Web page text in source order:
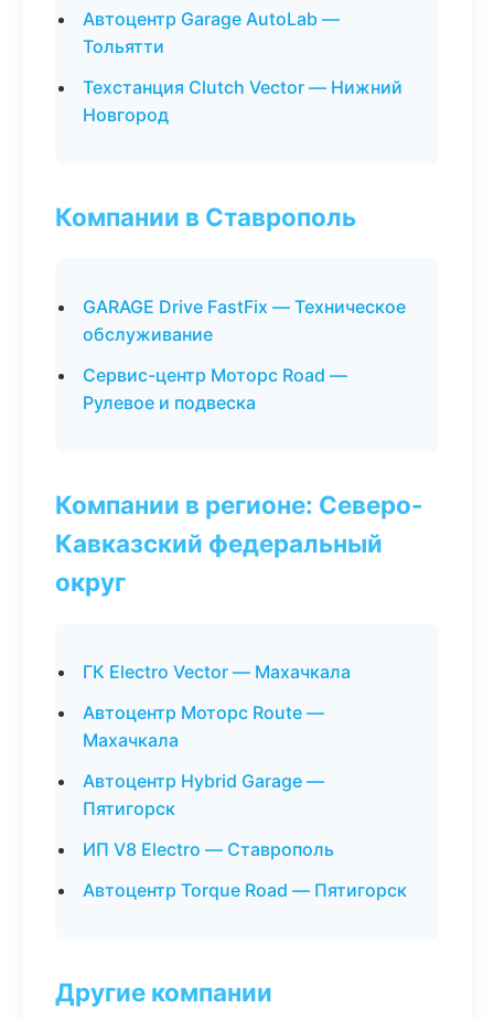
Автоцентр Garage AutoLab —
Тольятти
Техстанция Clutch Vector — Нижний
Новгород
Компании в Ставрополь
GARAGE Drive FastFix — Техническое
обслуживание
Сервис-центр Моторс Road —
Рулевое и подвеска
Компании в регионе: Северо-
Кавказский федеральный
округ
ГК Electro Vector — Махачкала
Автоцентр Моторс Route —
Махачкала
Автоцентр Hybrid Garage —
Пятигорск
ИП V8 Electro — Ставрополь
Автоцентр Torque Road — Пятигорск
Другие компании